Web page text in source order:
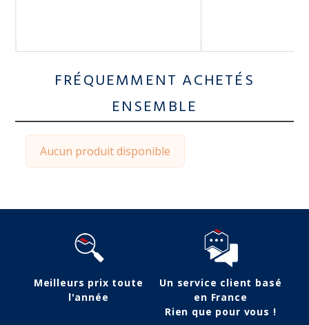
FRÉQUEMMENT ACHETÉS
ENSEMBLE
Aucun produit disponible
Meilleurs prix toute
l'année
Un service client basé
en France
Rien que pour vous !